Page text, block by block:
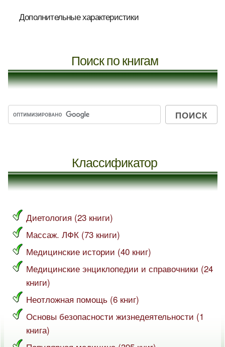
Дополнительные характеристики
Поиск по книгам
Классификатор
Диетология (23 книги)
Массаж. ЛФК (73 книги)
Медицинские истории (40 книг)
Медицинские энциклопедии и справочники (24
книги)
Неотложная помощь (6 книг)
Основы безопасности жизнедеятельности (1
книга)